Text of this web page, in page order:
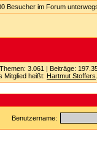
Besucher im Forum
3.061 | Beiträge:
Mitglied heißt: Hartmut Stoffers
Benutzername: